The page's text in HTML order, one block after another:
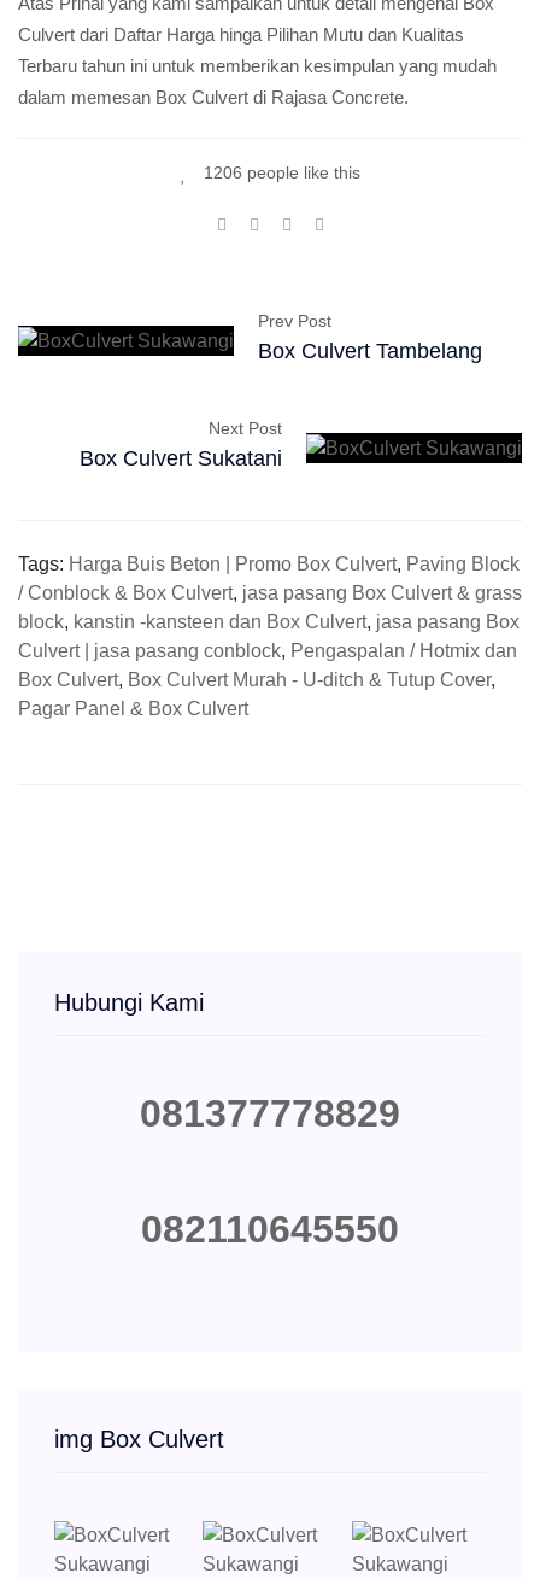
Culvert dari Daftar Harga hinga Pilihan Mutu dan Kualitas
Terbaru tahun ini untuk memberikan kesimpulan yang mudah
dalam memesan Box Culvert di Rajasa Concrete.
1206 people like this
Prev Post
Box Culvert Tambelang
Next Post
Box Culvert Sukatani
Tags: Harga Buis Beton | Promo Box Culvert, Paving Block
/ Conblock & Box Culvert, jasa pasang Box Culvert & grass
block, kanstin -kansteen dan Box Culvert, jasa pasang Box
Culvert | jasa pasang conblock, Pengaspalan / Hotmix dan
Box Culvert, Box Culvert Murah - U-ditch & Tutup Cover,
Pagar Panel & Box Culvert
Hubungi Kami
081377778829
082110645550
img Box Culvert